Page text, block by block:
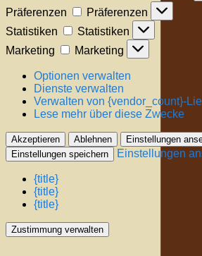
Präferenzen
Präferenzen
Statistiken
Statistiken
Marketing
Marketing
Optionen verwalten
Dienste verwalten
Verwalten von {vendor_count}-
Lese mehr über diese Zwecke
Akzeptieren Ablehnen
Einstellungen
Einstellungen speichern
Einstellungen
{title}
{title}
{title}
Zustimmung verwalten